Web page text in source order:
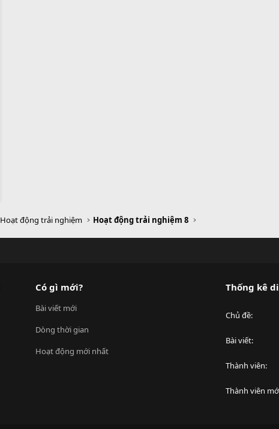
Hoạt động trải nghiệm Hoạt động trải nghiệm 8
Có gì mới?
Bài viết mới
Dòng thời gian
Hoạt động mới nhất
Thống kê
Chủ đề
Bài viết
Thành viên
Thành viên